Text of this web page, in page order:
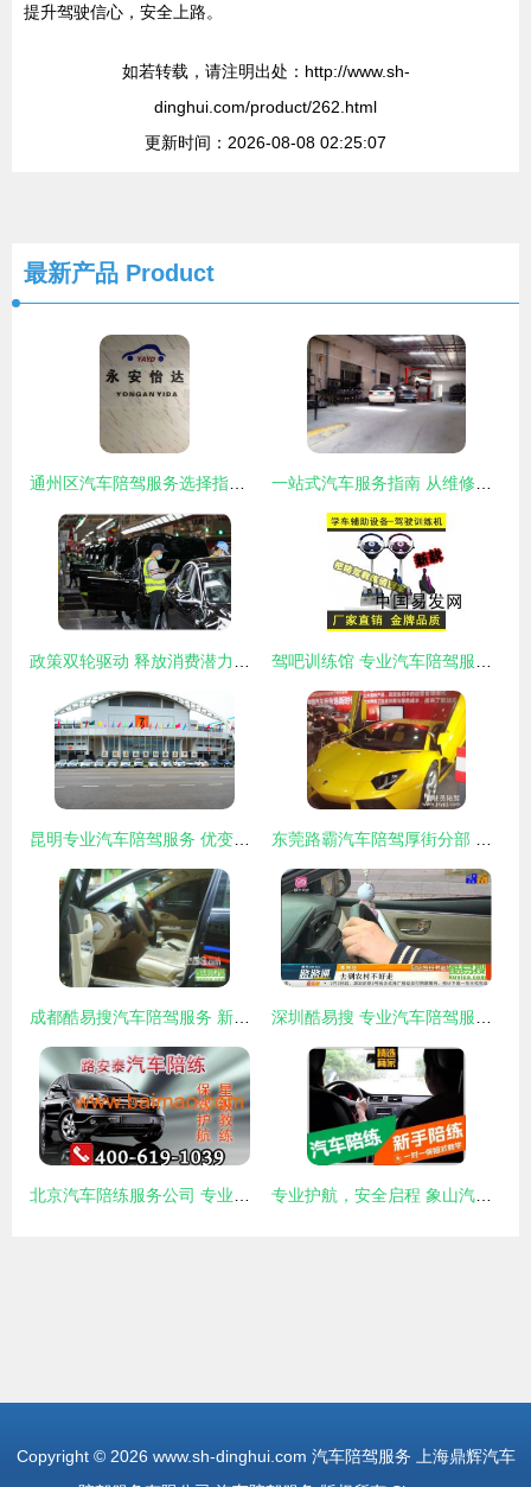
提升驾驶信心，安全上路。
如若转载，请注明出处：http://www.sh-
dinghui.com/product/262.html
更新时间：2026-08-08 02:25:07
最新产品 Product
Copyright © 2026 www.sh-dinghui.com 汽车陪驾服务
上海鼎辉汽车